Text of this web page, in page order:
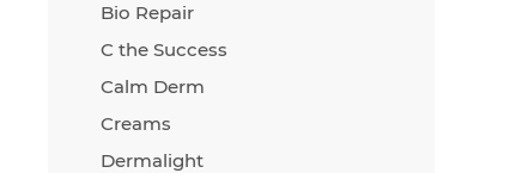
Bio Repair
C the Success
Calm Derm
Creams
Dermalight